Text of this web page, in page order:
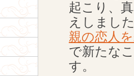
起こり、
えしまし
親の恋人
で新たな
す。